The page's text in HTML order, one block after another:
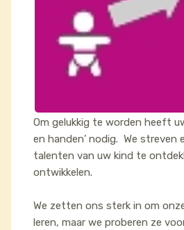
Om gelukkig te worden heeft
en handen’ nodig. We streven
talenten van uw kind te
ontwikkelen.
We zetten ons sterk in om
leren, maar we proberen ze